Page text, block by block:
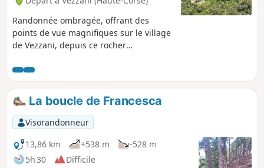
Randonnée ombragée, offrant des
points de vue magnifiques sur le village
de Vezzani, depuis ce rocher
La boucle de Francesca
Visorandonneur
13,86 km
+538 m
-528 m
5h 30
Difficile